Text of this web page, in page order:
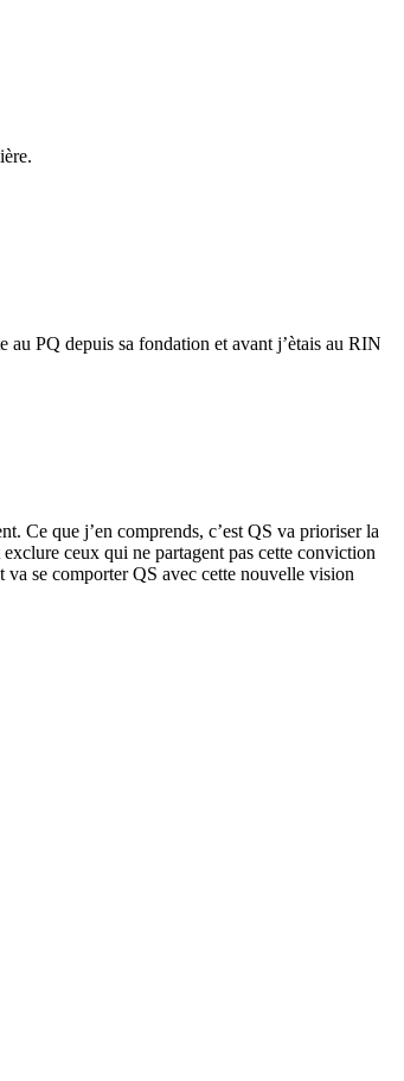
au PQ depuis sa fondation et avant j’ètais au RIN
Ce que j’en comprends, c’est QS va prioriser la
ceux qui ne partagent pas cette conviction
va se comporter QS avec cette nouvelle vision